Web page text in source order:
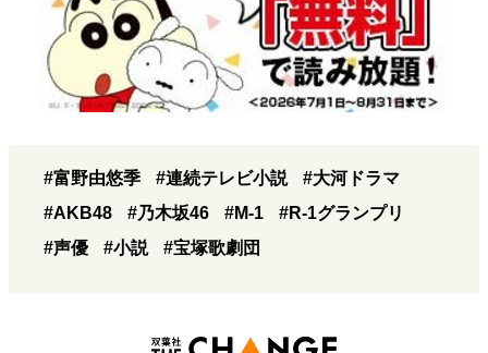
#富野由悠季 #連続テレビ小説
#大河ドラマ
#AKB48
#乃木坂46 #M-1
#R-1グランプリ
#声優
#小説 #宝塚歌劇団